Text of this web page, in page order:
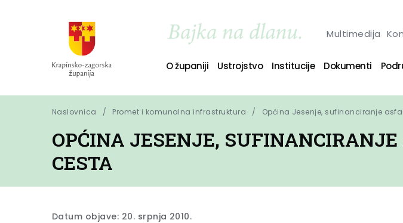
Multimedija
O županiji Ustrojstvo Institucije Dokumenti
Naslovnica Promet i komunalna infrastruktura Općina Jesenje, sufinanciranje
OPĆINA JESENJE,
CESTA
Datum objave: 20. srpnja 2010.